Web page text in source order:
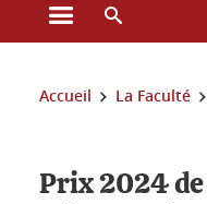
Ouvrir le menu
Vous êtes ici :
Accueil La Faculté
Prix 2024 de